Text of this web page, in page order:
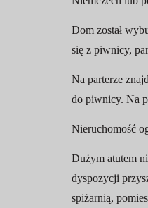
Dom został
się z piwnicy,
Na parterze
do piwnicy. Na
Nieruchomość
Dużym atutem
dyspozycji
spiżarnią,